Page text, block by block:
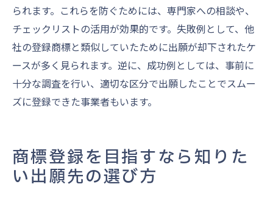
られます。これらを防ぐためには、専門家への相談や、
チェックリストの活用が効果的です。失敗例として、他
社の登録商標と類似していたために出願が却下されたケ
ースが多く見られます。逆に、成功例としては、事前に
十分な調査を行い、適切な区分で出願したことでスムー
ズに登録できた事業者もいます。
商標登録を目指すなら知りた
い出願先の選び方